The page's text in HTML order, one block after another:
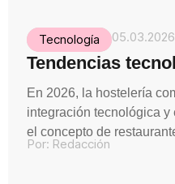
Tecnología 05.03.2026
Tendencias
En 2026, la hostelería
integración tecnológica
el concepto de
Por: Redacción